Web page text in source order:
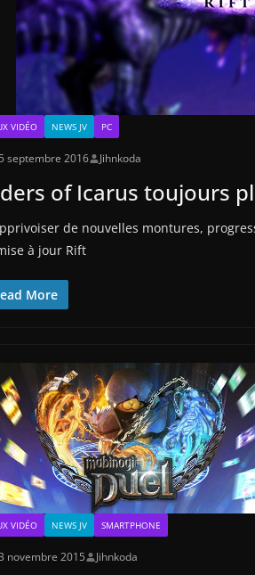
VIDÉO NEWS JV PC
septembre 2016 Jihnkoda
of Icarus toujours
de nouvelles montures,
à jour Rift
More
VIDÉO NEWS JV SMARTPHONE
novembre 2015 Jihnkoda